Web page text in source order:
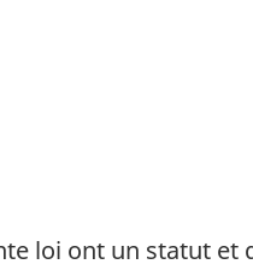
loi ont un statut